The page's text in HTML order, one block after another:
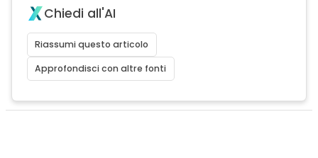
Chiedi all'AI
Riassumi questo articolo
Approfondisci con altre fonti